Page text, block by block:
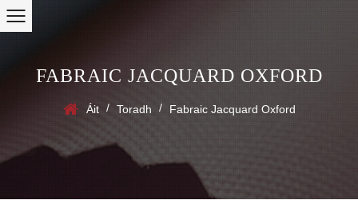
FABRAIC JACQUARD OXFORD
Áit / Toradh / Fabraic Jacquard Oxford